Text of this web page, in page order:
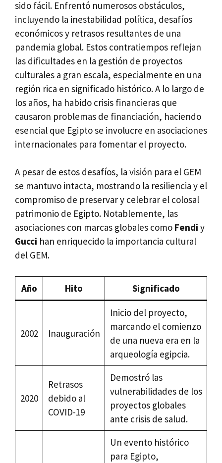
sido fácil. Enfrentó numerosos obstáculos,
incluyendo la inestabilidad política, desafíos
económicos y retrasos resultantes de una
pandemia global. Estos contratiempos reflejan
las dificultades en la gestión de proyectos
culturales a gran escala, especialmente en una
región rica en significado histórico. A lo largo de
los años, ha habido crisis financieras que
causaron problemas de financiación, haciendo
esencial que Egipto se involucre en asociaciones
internacionales para fomentar el proyecto.
A pesar de estos desafíos, la visión para el GEM
se mantuvo intacta, mostrando la resiliencia y el
compromiso de preservar y celebrar el colosal
patrimonio de Egipto. Notablemente, las
asociaciones con marcas globales como Fendi y
Gucci han enriquecido la importancia cultural
del GEM.
Año Hito Significado
2002 Inauguración
Inicio del proyecto,
marcando el comienzo
de una nueva era en la
arqueología egipcia.
2020
Retrasos
debido al
COVID-19
Demostró las
vulnerabilidades de los
proyectos globales
ante crisis de salud.
Un evento histórico
para Egipto,